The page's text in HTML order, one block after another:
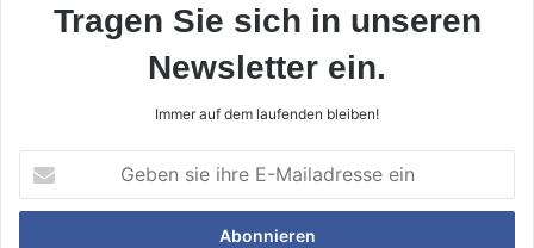
Tragen Sie sich in unseren
Newsletter ein.
Immer auf dem laufenden bleiben!
sie
ihre